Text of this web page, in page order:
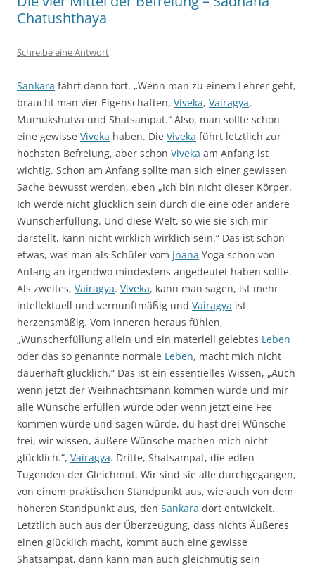
Chatushthaya
Schreibe eine Antwort
Sankara fährt dann fort. „Wenn man zu einem Lehrer geht,
braucht man vier Eigenschaften, Viveka, Vairagya,
Mumukshutva und Shatsampat.“ Also, man sollte schon
eine gewisse Viveka haben. Die Viveka führt letztlich zur
höchsten Befreiung, aber schon Viveka am Anfang ist
wichtig. Schon am Anfang sollte man sich einer gewissen
Sache bewusst werden, eben „Ich bin nicht dieser Körper.
Ich werde nicht glücklich sein durch die eine oder andere
Wunscherfüllung. Und diese Welt, so wie sie sich mir
darstellt, kann nicht wirklich wirklich sein.“ Das ist schon
etwas, was man als Schüler vom Jnana Yoga schon von
Anfang an irgendwo mindestens angedeutet haben sollte.
Als zweites, Vairagya. Viveka, kann man sagen, ist mehr
intellektuell und vernunftmäßig und Vairagya ist
herzensmäßig. Vom Inneren heraus fühlen,
„Wunscherfüllung allein und ein materiell gelebtes Leben
oder das so genannte normale Leben, macht mich nicht
dauerhaft glücklich.“ Das ist ein essentielles Wissen, „Auch
wenn jetzt der Weihnachtsmann kommen würde und mir
alle Wünsche erfüllen würde oder wenn jetzt eine Fee
kommen würde und sagen würde, du hast drei Wünsche
frei, wir wissen, äußere Wünsche machen mich nicht
glücklich.“, Vairagya. Dritte, Shatsampat, die edlen
Tugenden der Gleichmut. Wir sind sie alle durchgegangen,
von einem praktischen Standpunkt aus, wie auch von dem
höheren Standpunkt aus, den Sankara dort entwickelt.
Letztlich auch aus der Überzeugung, dass nichts Äußeres
einen glücklich macht, kommt auch eine gewisse
Shatsampat, dann kann man auch gleichmütig sein